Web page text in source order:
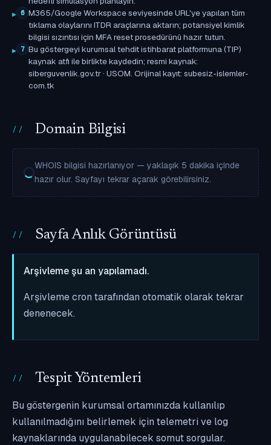
6 M365/Google Workspace seviyesinde URL'ye yapılan tüm
tıklama olaylarını ITDR araçlarına aktarın; potansiyel kimlik
bilgisi sızıntısı için MFA reset prosedürünü hazır tutun.
7 Bu göstergeyi kurumsal tehdit istihbarat platformuna (TIP)
kaynak atfı ile birlikte kaydedin; resmi kaynak:
siberguvenlik.gov.tr · USOM. Orijinal kayıt: subesiz-islemler-
com.tk
Domain Bilgisi
WHOIS bilgisi hazırlanıyor — yaklaşık 5 dakika içinde
hazır olur. Sayfayı tekrar açarak görebilirsiniz.
Sayfa Anlık Görüntüsü
Arşivleme şu an yapılamadı.
Arşivleme cron tarafından otomatik olarak tekrar
denenecek.
Tespit Yöntemleri
Bu göstergenin kurumsal ortamınızda kullanılıp
kullanılmadığını belirlemek için telemetri ve log
kaynaklarında uygulanabilecek somut sorgular.